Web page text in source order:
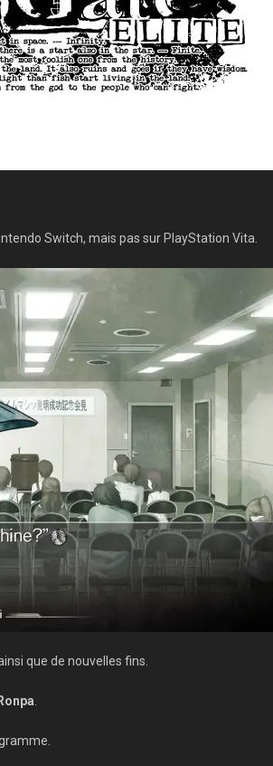
Switch, mais pas sur PlayStation Vita.
que de nouvelles fins.